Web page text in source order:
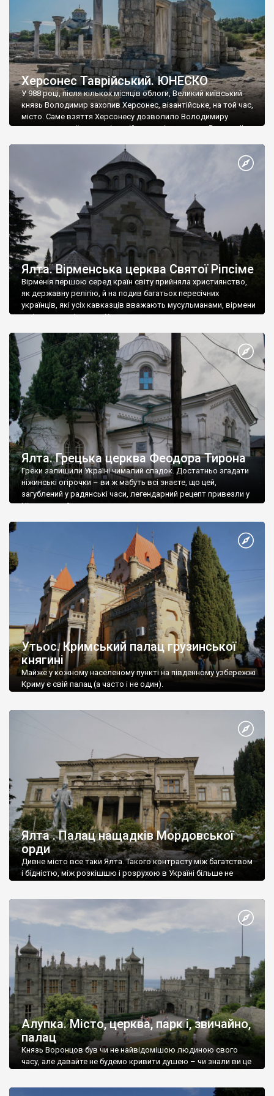
Херсонес Таврійський. ЮНЕСКО
У 988 році, після кількох місяців облоги, Великий київський
князь Володимир захопив Херсонес, візантійське, на той час,
місто. Саме взяття Херсонесу дозволило Володимиру
диктувати свої умови візантійському імператору Василю ІІ, та
Херсонесі Володимир-язичник, став Василем-християнином.
А потім було Хрещення Русі. На честь Херсонесу Таврійського
Ялта. Вірменська церква Святої Ріпсіме
Вірменія першою серед країн світу прийняла християнство,
як державну релігію, й на подив багатьох пересічних
українців, які усіх кавказців вважають мусульманами, вірмени
є відданими вірянами Христа
Ялта. Грецька церква Феодора Тирона
Греки залишили Україні чималий спадок. Достатньо згадати
ніжинські огірочки – ви ж мабуть всі знаєте, що цей,
загублений у радянські часи, легендарний рецепт привезли у
Ніжин греки?
Утьос. Кримський палац грузинської
княгині
Майже у кожному населеному пункті на південному узбережжі
Криму є свій палац (а часто і не один).
Ялта . Палац нащадків Мордовської
орди
Дивне місто все таки Ялта. Такого контрасту між багатством
і бідністю, між розкішшю і розрухою в Україні більше не
Алупка. Місто, церква, парк і, звичайно,
палац
Князь Воронцов був чи не найвідомішою людиною свого
часу, але давайте не будемо кривити душею – чи знали ви це